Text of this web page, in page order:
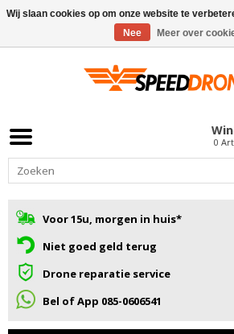
0
Voor 15u, morgen in huis*
Niet goed geld terug
Drone reparatie service
Bel of App 085-0606541
Wij slaan cookies op om onze website te
Nee
Meer over